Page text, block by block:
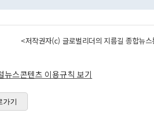
<저작권자(c) 글로벌리더의 지름길 종합뉴
뉴스콘텐츠 이용규칙 보기
가기